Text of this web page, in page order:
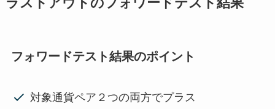
ラストアウトのフォワードテスト結果
フォワードテスト結果のポイント
対象通貨ペア２つの両方でプラス